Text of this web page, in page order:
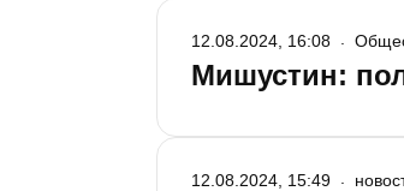
Мишустин:
12.08.2024, 16:08
12.08.2024, 15:49